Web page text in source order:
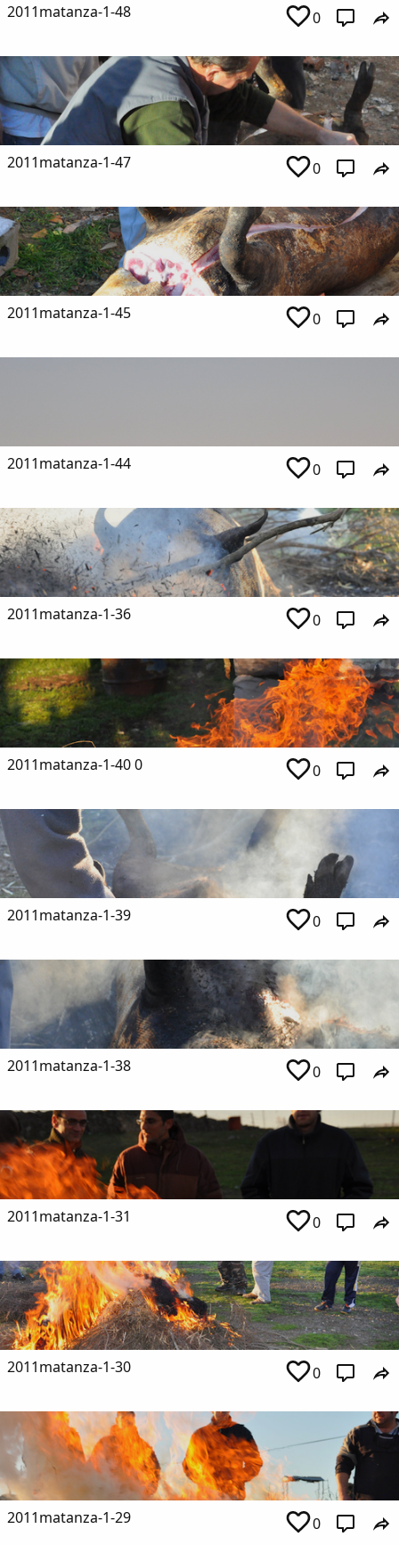
2011matanza-1-48 0
2011matanza-1-47 0
2011matanza-1-45 0
2011matanza-1-44 0
2011matanza-1-36 0
2011matanza-1-40 0 0
2011matanza-1-39 0
2011matanza-1-38 0
2011matanza-1-31 0
2011matanza-1-30 0
2011matanza-1-29 0